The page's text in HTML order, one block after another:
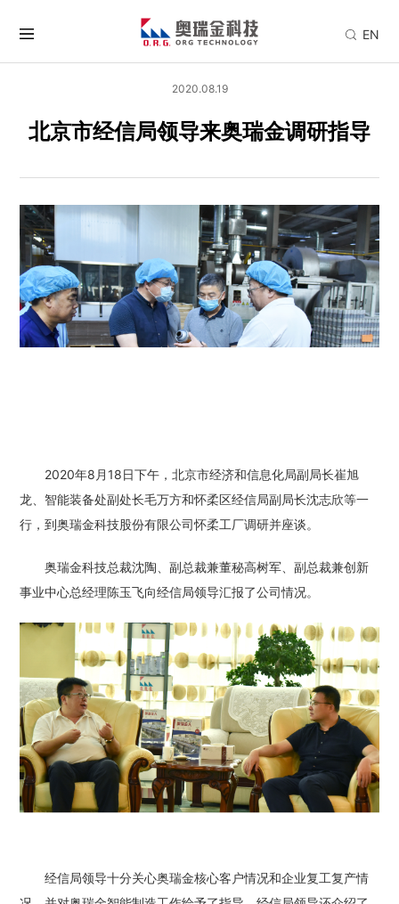
EN
2020.08.19
北京市经信局领导来奥瑞金调研指导
2020年8月18日下午，北京市经济和信息化局副局长崔旭
龙、智能装备处副处长毛万方和怀柔区经信局副局长沈志欣等一
行，到奥瑞金科技股份有限公司怀柔工厂调研并座谈。
奥瑞金科技总裁沈陶、副总裁兼董秘高树军、副总裁兼创新
事业中心总经理陈玉飞向经信局领导汇报了公司情况。
经信局领导十分关心奥瑞金核心客户情况和企业复工复产情